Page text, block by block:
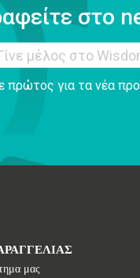
στο
μέλος στο
πρώτος για τα νέα
μας